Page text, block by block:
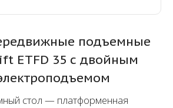
подъемные
ETFD 35 с двойным
стол — платформенная